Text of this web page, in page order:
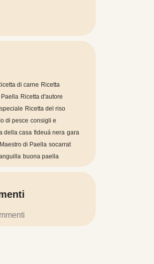
di carne Ricetta
Ricetta d'autore
Ricetta del riso
di pesce consigli e
della casa fideuá nera gara
Maestro di Paella socarrat
buona paella